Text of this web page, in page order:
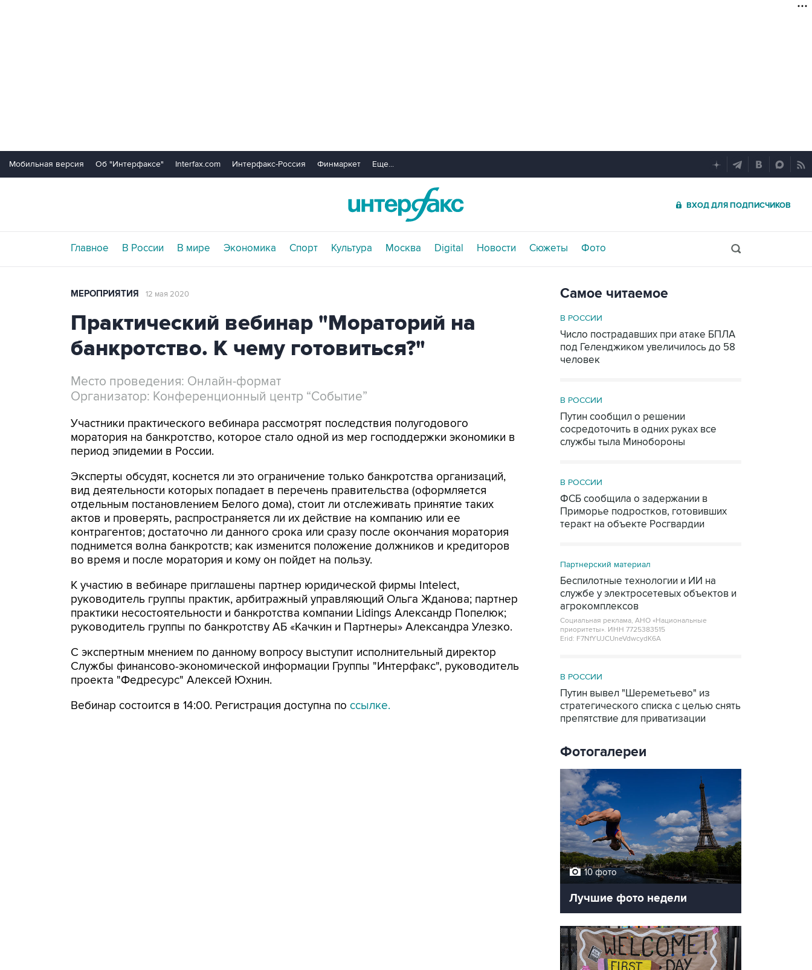
Мобильная версия Об "Интерфаксе" Interfax.com Интерфакс-Россия Финмаркет Еще...
ВХОД ДЛЯ ПОДПИСЧИКОВ
Главное В России В мире Экономика Спорт Культура Москва Digital Новости Сюжеты Фото
МЕРОПРИЯТИЯ 12 мая 2020
Практический вебинар "Мораторий на
банкротство. К чему готовиться?"
Место проведения: Онлайн-формат
Организатор: Конференционный центр “Событие”
Участники практического вебинара рассмотрят последствия полугодового
моратория на банкротство, которое стало одной из мер господдержки экономики в
период эпидемии в России.
Эксперты обсудят, коснется ли это ограничение только банкротства организаций,
вид деятельности которых попадает в перечень правительства (оформляется
отдельным постановлением Белого дома), стоит ли отслеживать принятие таких
актов и проверять, распространяется ли их действие на компанию или ее
контрагентов; достаточно ли данного срока или сразу после окончания моратория
поднимется волна банкротств; как изменится положение должников и кредиторов
во время и после моратория и кому он пойдет на пользу.
К участию в вебинаре приглашены партнер юридической фирмы Intelect,
руководитель группы практик, арбитражный управляющий Ольга Жданова; партнер
практики несостоятельности и банкротства компании Lidings Александр Попелюк;
руководитель группы по банкротству АБ «Качкин и Партнеры» Александра Улезко.
С экспертным мнением по данному вопросу выступит исполнительный директор
Службы финансово-экономической информации Группы "Интерфакс", руководитель
проекта "Федресурс" Алексей Юхнин.
Вебинар состоится в 14:00. Регистрация доступна по ссылке.
Самое читаемое
В РОССИИ
Число пострадавших при атаке БПЛА
под Геленджиком увеличилось до 58
человек
В РОССИИ
Путин сообщил о решении
сосредоточить в одних руках все
службы тыла Минобороны
В РОССИИ
ФСБ сообщила о задержании в
Приморье подростков, готовивших
теракт на объекте Росгвардии
Партнерский материал
Беспилотные технологии и ИИ на
службе у электросетевых объектов и
агрокомплексов
Социальная реклама, АНО «Национальные
приоритеты». ИНН 7725383515
Erid: F7NfYUJCUneVdwcydK6A
В РОССИИ
Путин вывел "Шереметьево" из
стратегического списка с целью снять
препятствие для приватизации
Фотогалереи
10 фото
Лучшие фото недели